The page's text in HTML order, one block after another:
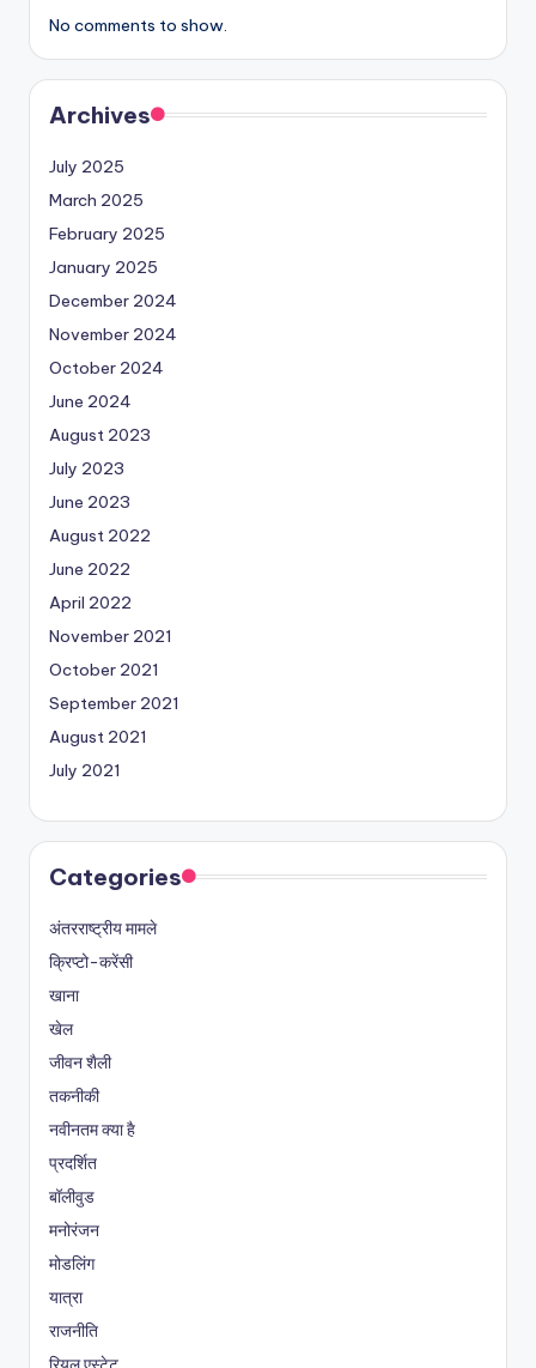
No comments to show.
Archives
July 2025
March 2025
February 2025
January 2025
December 2024
November 2024
October 2024
June 2024
August 2023
July 2023
June 2023
August 2022
June 2022
April 2022
November 2021
October 2021
September 2021
August 2021
July 2021
Categories
अंतरराष्ट्रीय मामले
क्रिप्टो-करेंसी
खाना
खेल
जीवन शैली
तकनीकी
नवीनतम क्या है
प्रदर्शित
बॉलीवुड
मनोरंजन
मोडलिंग
यात्रा
राजनीति